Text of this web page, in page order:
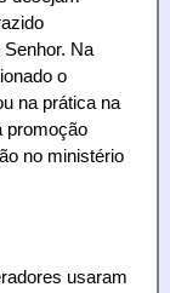
Na
o
na prática na
promoção
no ministério
usaram